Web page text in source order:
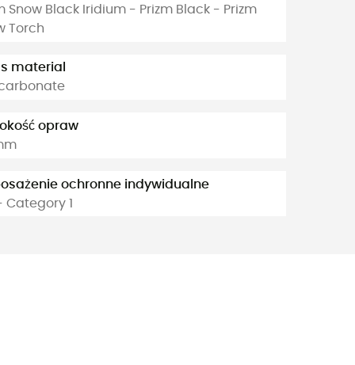
Snow Black Iridium - Prizm Black - Prizm
Torch
material
opraw
ochronne indywidualne
Category 1